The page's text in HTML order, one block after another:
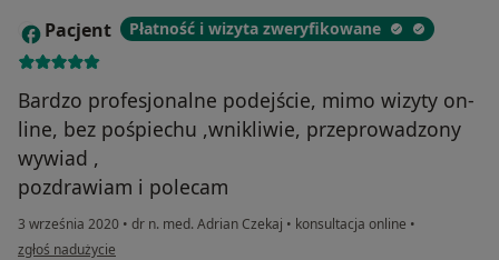
P Pacjent Płatność i wizyta zweryfikowane
Bardzo profesjonalne podejście, mimo wizyty on-
line, bez pośpiechu ,wnikliwie, przeprowadzony
wywiad ,
pozdrawiam i polecam
3 września 2020 • dr n. med. Adrian Czekaj • konsultacja online •
w opinii użytkownika Pacjent
zgłoś nadużycie